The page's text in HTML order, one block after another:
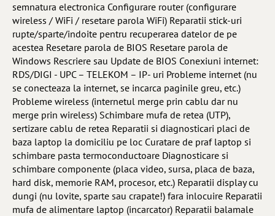
semnatura electronica Configurare router (configurare
wireless / WiFi / resetare parola WiFi) Reparatii stick-uri
rupte/sparte/indoite pentru recuperarea datelor de pe
acestea Resetare parola de BIOS Resetare parola de
Windows Rescriere sau Update de BIOS Conexiuni internet:
RDS/DIGI - UPC – TELEKOM – IP- uri Probleme internet (nu
se conecteaza la internet, se incarca paginile greu, etc.)
Probleme wireless (internetul merge prin cablu dar nu
merge prin wireless) Schimbare mufa de retea (UTP),
sertizare cablu de retea Reparatii si diagnosticari placi de
baza laptop la domiciliu pe loc Curatare de praf laptop si
schimbare pasta termoconductoare Diagnosticare si
schimbare componente (placa video, sursa, placa de baza,
hard disk, memorie RAM, procesor, etc.) Reparatii display cu
dungi (nu lovite, sparte sau crapate!) fara inlocuire Reparatii
mufa de alimentare laptop (incarcator) Reparatii balamale